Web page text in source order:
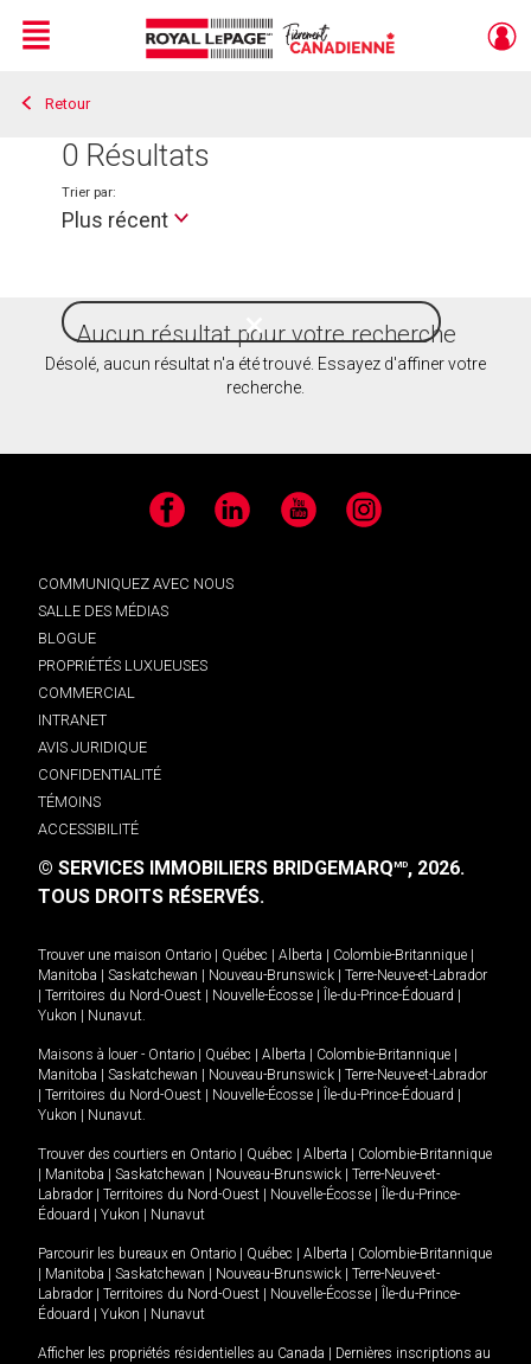
Live
En Direct
Menu
Retour
0 Résultats
Style
de
vie
Trier par:
Plus récent
Aucun résultat pour votre recherche
Désolé, aucun résultat n'a été trouvé. Essayez d'affiner votre
recherche.
Facebook LinkedIn YouTube Instagram
COMMUNIQUEZ AVEC NOUS
SALLE DES MÉDIAS
BLOGUE
PROPRIÉTÉS LUXUEUSES
COMMERCIAL
INTRANET
AVIS JURIDIQUE
CONFIDENTIALITÉ
TÉMOINS
ACCESSIBILITÉ
© SERVICES IMMOBILIERS BRIDGEMARQMD, 2026.
TOUS DROITS RÉSERVÉS.
Trouver une maison Ontario Québec Alberta Colombie-Britannique
Manitoba
Saskatchewan Nouveau-Brunswick
Terre-Neuve-et-Labrador
Territoires du Nord-Ouest Nouvelle-Écosse Île-du-Prince-Édouard
Yukon
Nunavut.
Maisons à louer - Ontario Québec Alberta Colombie-Britannique
Manitoba
Saskatchewan Nouveau-Brunswick
Terre-Neuve-et-Labrador
Territoires du Nord-Ouest Nouvelle-Écosse Île-du-Prince-Édouard
Yukon
Nunavut.
Trouver des courtiers en Ontario Québec Alberta
Colombie-Britannique
Manitoba Saskatchewan Nouveau-Brunswick
Terre-Neuve-et-
Labrador
Territoires du Nord-Ouest Nouvelle-Écosse
Île-du-Prince-
Édouard
Yukon Nunavut
Parcourir les bureaux en Ontario Québec Alberta
Colombie-Britannique
Manitoba Saskatchewan Nouveau-Brunswick
Terre-Neuve-et-
Labrador
Territoires du Nord-Ouest Nouvelle-Écosse
Île-du-Prince-
Édouard
Yukon Nunavut
Afficher les propriétés résidentielles au Canada
Dernières inscriptions au